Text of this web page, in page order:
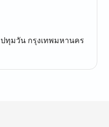
ทุมวัน กรุงเทพมหานคร